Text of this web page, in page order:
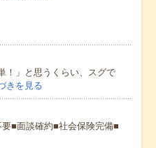
」と思うくらい、スグで
きを見る
■面談確約■社会保険完備■